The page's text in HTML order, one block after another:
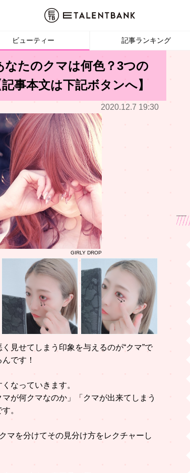
ビューティー 記事ランキング
なたのクマは何色？3つの
事本文は下記ボタンへ】
2020.12.7 19:30
GIRLY DROP
見せてしまう印象を与えるのが“クマ”で
です！
なっていきます。
が何クマなのか」「クマが出来てしまう
。
マを分けてその見分け方をレクチャーし